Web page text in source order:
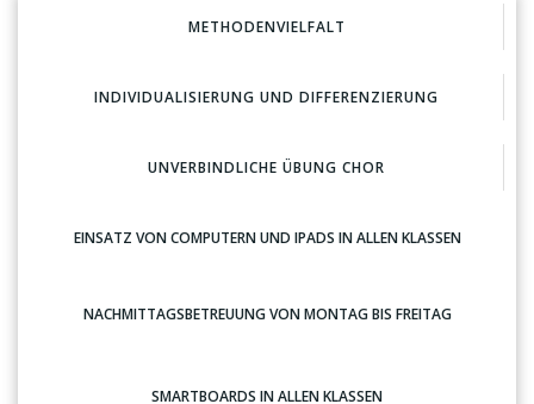
METHODENVIELFALT
INDIVIDUALISIERUNG UND DIFFERENZIERUNG
UNVERBINDLICHE ÜBUNG CHOR
EINSATZ VON COMPUTERN UND IPADS IN ALLEN KLASSEN
NACHMITTAGSBETREUUNG VON MONTAG BIS FREITAG
SMARTBOARDS IN ALLEN KLASSEN